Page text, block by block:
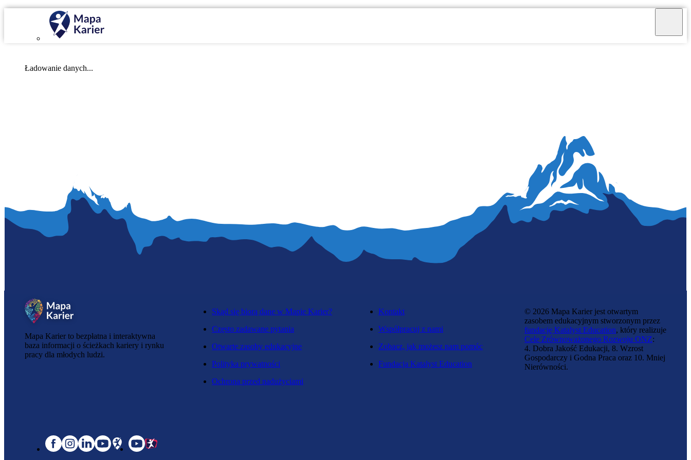
Ładowanie danych...
Mapa Karier to bezpłatna i interaktywna
baza informacji o ścieżkach kariery i rynku
pracy dla młodych ludzi.
Skąd się biorą dane w Mapie Karier?
Często zadawane pytania
Otwarte zasoby edukacyjne
Polityka prywatności
Ochrona przed nadużyciami
Kontakt
Współpracuj z nami
Zobacz, jak możesz nam pomóc
Fundacja Katalyst Education
© 2026 Mapa Karier jest otwartym
zasobem edukacyjnym stworzonym przez
fundację Katalyst Education, który realizuje
Cele Zrównoważonego Rozwoju ONZ:
4. Dobra Jakość Edukacji, 8. Wzrost
Gospodarczy i Godna Praca oraz 10. Mniej
Nierówności.